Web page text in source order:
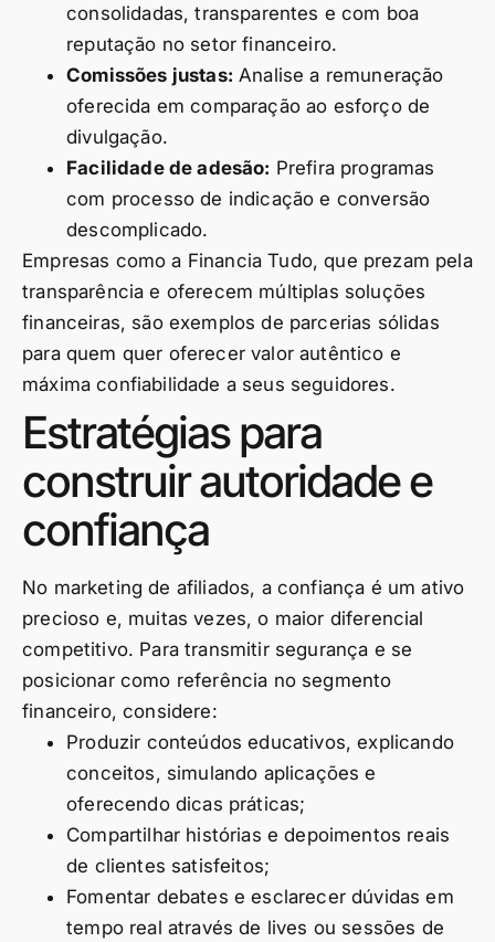
consolidadas, transparentes e com boa
reputação no setor financeiro.
Comissões justas: Analise a remuneração
oferecida em comparação ao esforço de
divulgação.
Facilidade de adesão: Prefira programas
com processo de indicação e conversão
descomplicado.
Empresas como a Financia Tudo, que prezam pela
transparência e oferecem múltiplas soluções
financeiras, são exemplos de parcerias sólidas
para quem quer oferecer valor autêntico e
máxima confiabilidade a seus seguidores.
Estratégias para
construir autoridade e
confiança
No marketing de afiliados, a confiança é um ativo
precioso e, muitas vezes, o maior diferencial
competitivo. Para transmitir segurança e se
posicionar como referência no segmento
financeiro, considere:
Produzir conteúdos educativos, explicando
conceitos, simulando aplicações e
oferecendo dicas práticas;
Compartilhar histórias e depoimentos reais
de clientes satisfeitos;
Fomentar debates e esclarecer dúvidas em
tempo real através de lives ou sessões de